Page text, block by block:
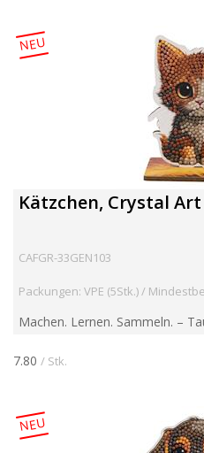
NEU
Kätzchen, Crystal
CAFGR-33GEN103
Packungen: VPE (5Stk.) /
Machen. Lernen. Sammeln. –
der Crystal Art Wildlife
Crystal Art Wildlife Buddies
7.80 / Stk.
NEU